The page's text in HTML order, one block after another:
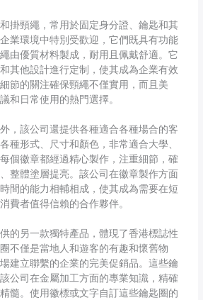
掛頸繩，常用於固定身分證、鑰匙和其
業環境中特別受歡迎，它們既具有功能
由優質材料製成，耐用且佩戴舒適。它
其他設計進行定制，使其成為企業有效
節的關注確保頸繩不僅實用，而且美
和日常使用的熱門選擇。
，該公司還提供各種適合各種場合的客
種形式、尺寸和顏色，非常適合大學、
個徽章都經過精心製作，注重細節，確
整體塗層提亮。該公司在徽章製作方面
間的能力相輔相成，使其成為需要在短
費者值得信賴的合作夥伴。
的另一款獨特產品，體現了香港標誌性
不僅是當地人和遊客的有趣和懷舊物
建立聯繫的企業的完美促銷品。這些鑰
公司在金屬加工方面的專業知識，精確
髓。使用徽標或文字自訂這些鑰匙圈的